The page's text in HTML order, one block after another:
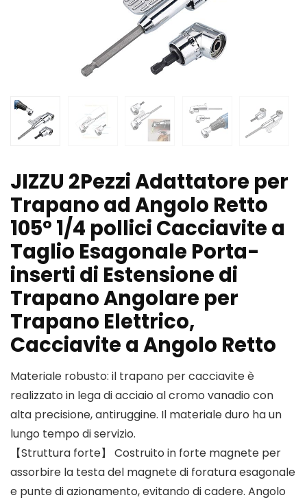
JIZZU 2Pezzi Adattatore per
Trapano ad Angolo Retto
105° 1/4 pollici Cacciavite a
Taglio Esagonale Porta-
inserti di Estensione di
Trapano Angolare per
Trapano Elettrico,
Cacciavite a Angolo Retto
Materiale robusto: il trapano per cacciavite è
realizzato in lega di acciaio al cromo vanadio con
alta precisione, antiruggine. Il materiale duro ha un
lungo tempo di servizio.
【Struttura forte】 Costruito in forte magnete per
assorbire la testa del magnete di foratura esagonale
e punte di azionamento, evitando di cadere. Angolo